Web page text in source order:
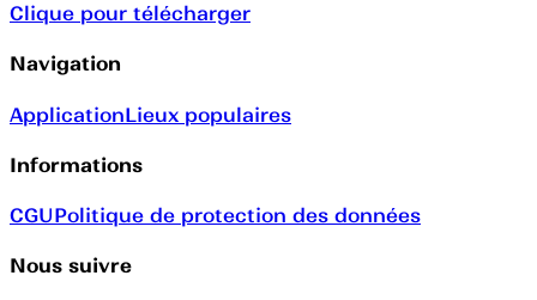
Clique pour télécharger
Navigation
ApplicationLieux populaires
Informations
CGUPolitique de protection des données
Nous suivre